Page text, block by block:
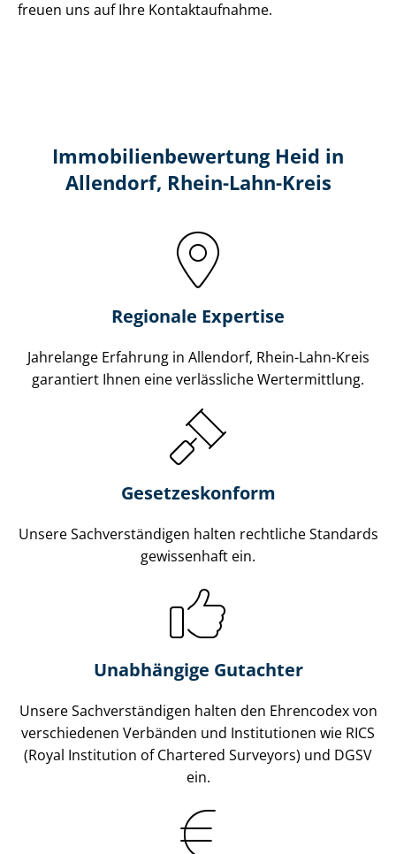
freuen uns auf Ihre Kontaktaufnahme.
Immobilien­bewertung Heid in
Allendorf, Rhein-Lahn-Kreis
Regionale Expertise
Jahrelange Erfahrung in Allendorf, Rhein-Lahn-Kreis
garantiert Ihnen eine verlässliche Wertermittlung.
Gesetzes­konform
Unsere Sach­ver­stän­di­gen halten rechtliche Standards
gewissenhaft ein.
Unabhängige Gutachter
Unsere Sach­ver­stän­di­gen halten den Ehrencodex von
verschiedenen Verbänden und Institutionen wie RICS
(Royal Institution of Chartered Surveyors) und DGSV
ein.